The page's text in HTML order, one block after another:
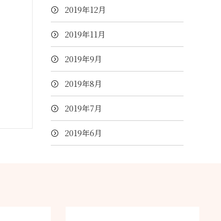
2019年12月
2019年11月
2019年9月
2019年8月
2019年7月
2019年6月